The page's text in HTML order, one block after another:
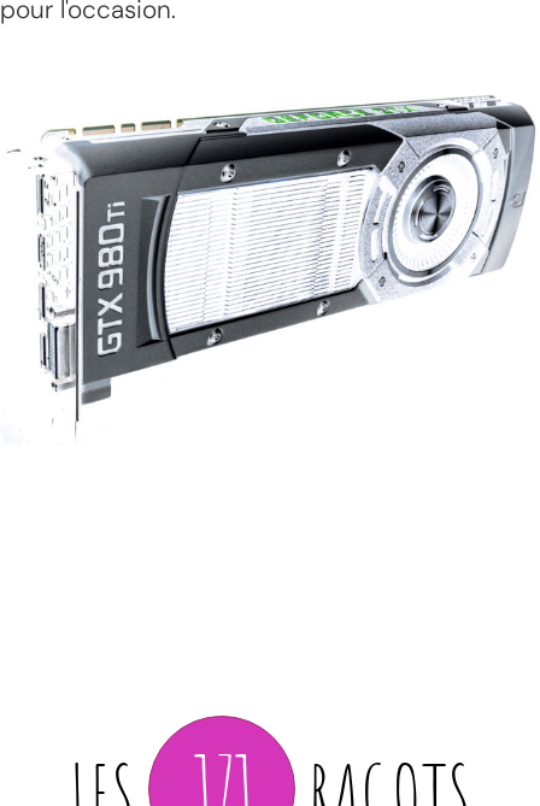
pour l'occasion.